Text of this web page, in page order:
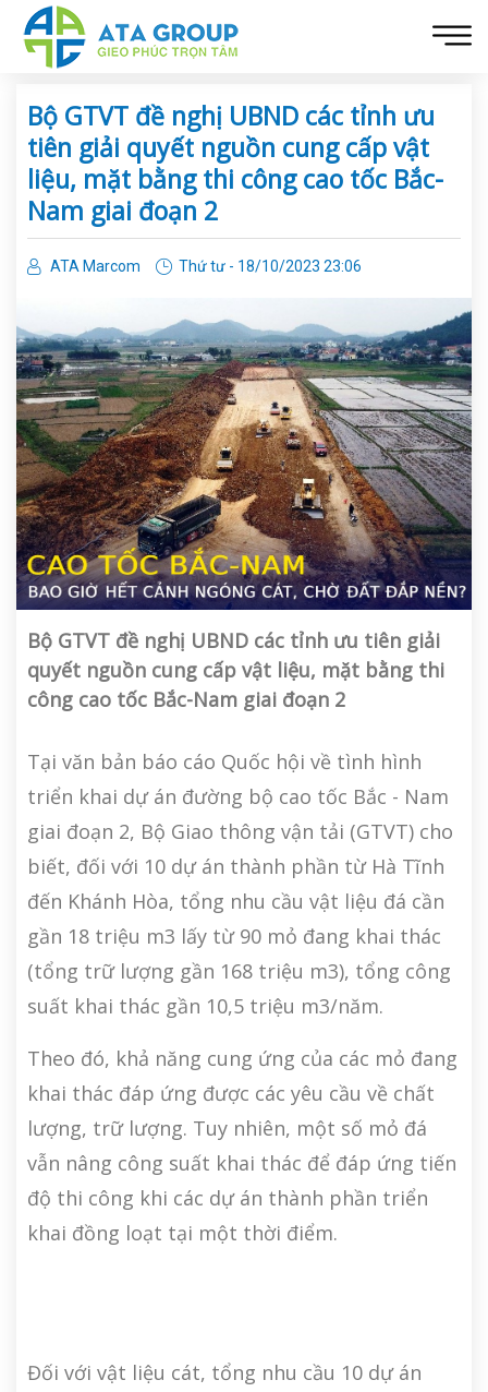
Bộ GTVT đề nghị UBND các tỉnh ưu
tiên giải quyết nguồn cung cấp vật
liệu, mặt bằng thi công cao tốc Bắc-
Nam giai đoạn 2
ATA Marcom Thứ tư - 18/10/2023 23:06
Bộ GTVT đề nghị UBND các tỉnh ưu tiên giải
quyết nguồn cung cấp vật liệu, mặt bằng thi
công cao tốc Bắc-Nam giai đoạn 2
Tại văn bản báo cáo Quốc hội về tình hình
triển khai dự án đường bộ cao tốc Bắc - Nam
giai đoạn 2, Bộ Giao thông vận tải (GTVT) cho
biết, đối với 10 dự án thành phần từ Hà Tĩnh
đến Khánh Hòa, tổng nhu cầu vật liệu đá cần
gần 18 triệu m3 lấy từ 90 mỏ đang khai thác
(tổng trữ lượng gần 168 triệu m3), tổng công
suất khai thác gần 10,5 triệu m3/năm.
Theo đó, khả năng cung ứng của các mỏ đang
khai thác đáp ứng được các yêu cầu về chất
lượng, trữ lượng. Tuy nhiên, một số mỏ đá
vẫn nâng công suất khai thác để đáp ứng tiến
độ thi công khi các dự án thành phần triển
khai đồng loạt tại một thời điểm.
Đối với vật liệu cát, tổng nhu cầu 10 dự án